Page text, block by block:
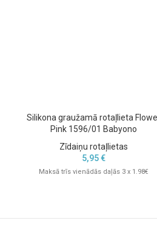
Silikona graužamā rotaļlieta
Pink 1596/01 Babyono
Zīdaiņu rotaļlietas
5,95€
Maksā trīs vienādās daļās 3 x 1.98€